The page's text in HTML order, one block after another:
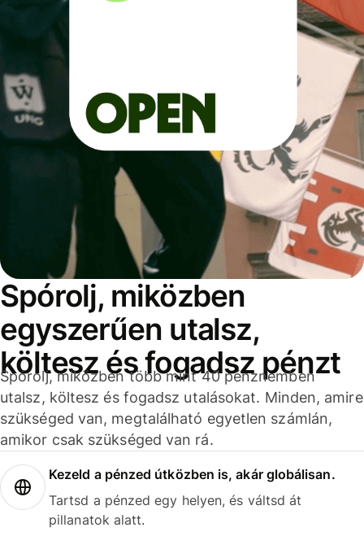
Spórolj, miközben
egyszerűen utalsz,
költesz és fogadsz pénzt
Spórolj, miközben több mint 40 pénznemben
utalsz, költesz és fogadsz utalásokat. Minden, amire
szükséged van, megtalálható egyetlen számlán,
amikor csak szükséged van rá.
Kezeld a pénzed útközben is, akár globálisan.
Tartsd a pénzed egy helyen, és váltsd át
pillanatok alatt.